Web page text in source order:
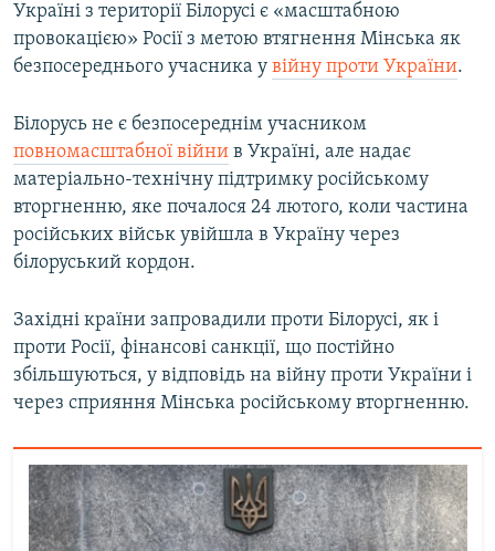
Україні з території Білорусі є «масштабною
провокацією» Росії з метою втягнення Мінська як
безпосереднього учасника у війну проти України.
Білорусь не є безпосереднім учасником
повномасштабної війни в Україні, але надає
матеріально-технічну підтримку російському
вторгненню, яке почалося 24 лютого, коли частина
російських військ увійшла в Україну через
білоруський кордон.
Західні країни запровадили проти Білорусі, як і
проти Росії, фінансові санкції, що постійно
збільшуються, у відповідь на війну проти України і
через сприяння Мінська російському вторгненню.